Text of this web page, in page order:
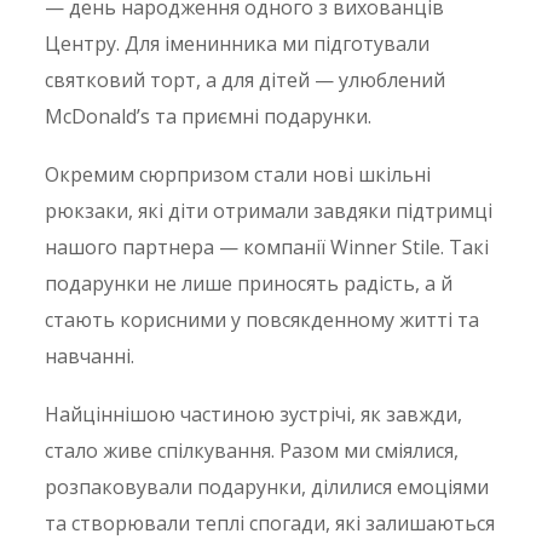
— день народження одного з вихованців
Центру. Для іменинника ми підготували
святковий торт, а для дітей — улюблений
McDonald’s та приємні подарунки.
Окремим сюрпризом стали нові шкільні
рюкзаки, які діти отримали завдяки підтримці
нашого партнера — компанії Winner Stile. Такі
подарунки не лише приносять радість, а й
стають корисними у повсякденному житті та
навчанні.
Найціннішою частиною зустрічі, як завжди,
стало живе спілкування. Разом ми сміялися,
розпаковували подарунки, ділилися емоціями
та створювали теплі спогади, які залишаються